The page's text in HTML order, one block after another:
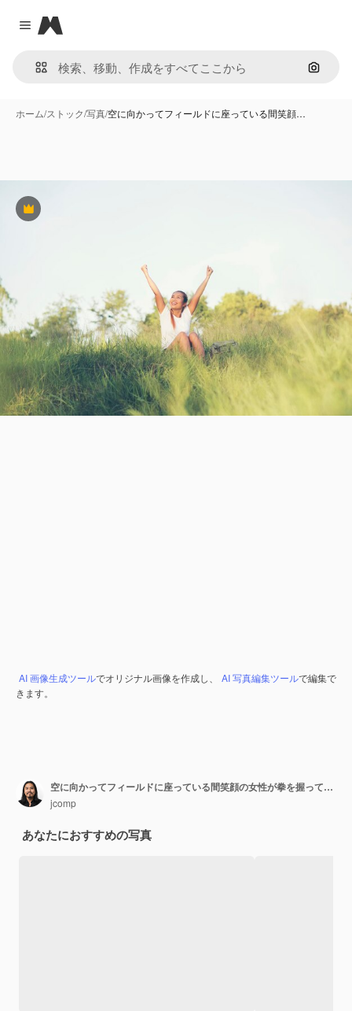
Close menu
Magnific
画像で
ホーム/ストック/写真/空に向かってフィールドに座っている間笑顔…
Premium
AI 画像生成ツールでオリジナル画像を作成し、 AI 写真編集ツールで編集で
きます。
空に向かってフィールドに座っている間笑顔の女性が拳を握っています
jcomp
あなたにおすすめの写真